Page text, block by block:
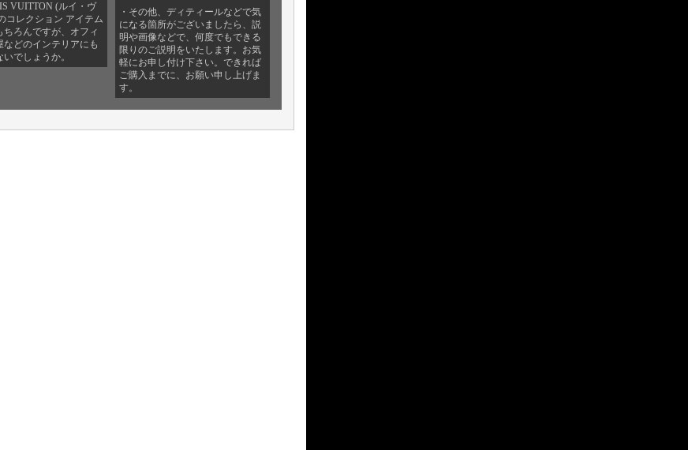
VUITTON (ルイ・ヴ
コレクション アイテム
ちろんですが、オフィ
などのインテリアにも
でしょうか。
・その他、ディティールなどで気
になる箇所がございましたら、説
明や画像などで、何度でもできる
限りのご説明をいたします。お気
軽にお申し付け下さい。できれば
ご購入までに、お願い申し上げま
す。